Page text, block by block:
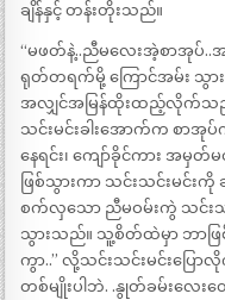
ချိန်နှင့် တန်းတိုးသည်။
“မဖတ်နဲ့..ညီမလေးအဲ့စာအုပ်..အ
ရုတ်တရက်မို့ ကြောင်အမ်း သွ
အလျှင်အမြန်ထိုးထည့်လိုက်သည်
သင်းမင်းခါးအောက်က စာအု
နေရင်း၊ ကျော်ခိုင်ကား အမှ
ဖြစ်သွားကာ သင်းသင်းမင်
စက်လှသော ညီမဝမ်းကွဲ သင်း
သွားသည်။ သူ့စိတ်ထဲမှာ ဘာဖြ
ကွာ..” လို့သင်းသင်းမင်းပြော
တစ်မျိုးပါဘဲ. .နွုတ်ခမ်းလေ